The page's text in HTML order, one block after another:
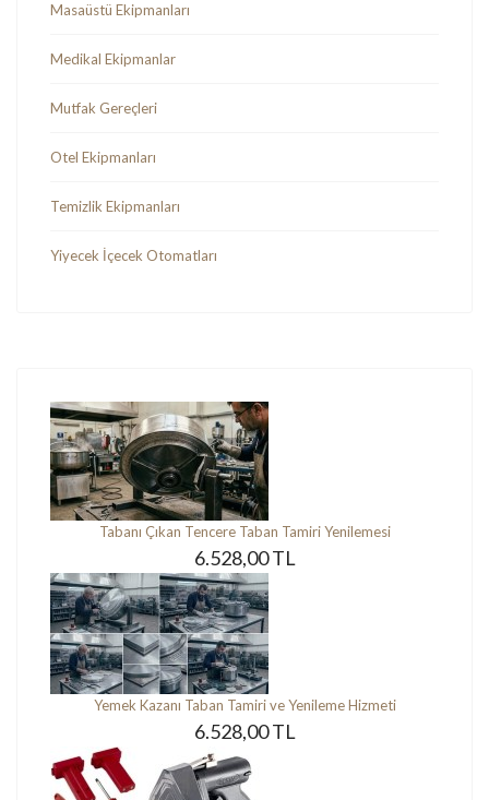
Masaüstü Ekipmanları
Medikal Ekipmanlar
Mutfak Gereçleri
Otel Ekipmanları
Temizlik Ekipmanları
Yiyecek İçecek Otomatları
Tabanı Çıkan Tencere Taban Tamiri Yenilemesi
6.528,00 TL
Yemek Kazanı Taban Tamiri ve Yenileme Hizmeti
6.528,00 TL